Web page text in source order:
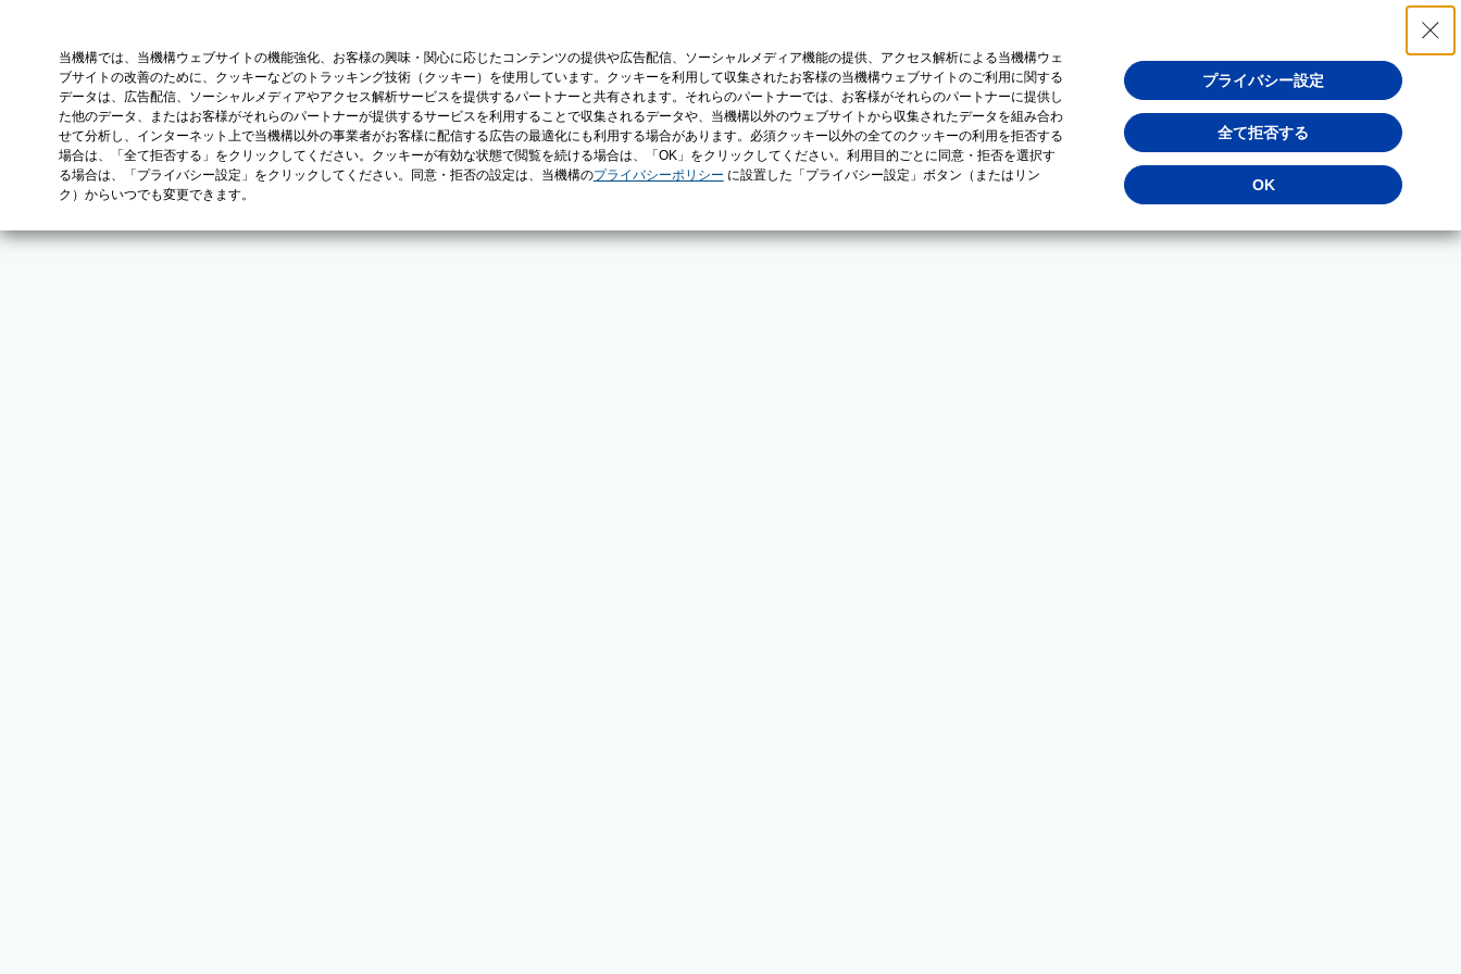
当機構では、当機構ウェブサイトの機能強化、お客様の興味・関心に応じたコンテンツの提供や広告配信、ソーシャルメディア機能の提供、アクセス解析による当機構ウェ
ブサイトの改善のために、クッキーなどのトラッキング技術（クッキー）を使用しています。クッキーを利用して収集されたお客様の当機構ウェブサイトのご利用に関する
データは、広告配信、ソーシャルメディアやアクセス解析サービスを提供するパートナーと共有されます。それらのパートナーでは、お客様がそれらのパートナーに提供し
た他のデータ、またはお客様がそれらのパートナーが提供するサービスを利用することで収集されるデータや、当機構以外のウェブサイトから収集されたデータを組み合わ
せて分析し、インターネット上で当機構以外の事業者がお客様に配信する広告の最適化にも利用する場合があります。必須クッキー以外の全てのクッキーの利用を拒否する
場合は、「全て拒否する」をクリックしてください。クッキーが有効な状態で閲覧を続ける場合は、「OK」をクリックしてください。利用目的ごとに同意・拒否を選択す
る場合は、「プライバシー設定」をクリックしてください。同意・拒否の設定は、当機構のプライバシーポリシー に設置した「プライバシー設定」ボタン（またはリン
ク）からいつでも変更できます。
プライバシー設定
全て拒否する
OK